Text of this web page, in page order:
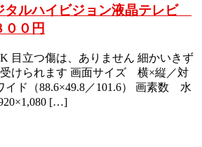
タルハイビジョン液晶テレビ
００円
目立つ傷は、ありません 細かいきず
けられます 画面サイズ 横×縦／対
イド（88.6×49.8／101.6） 画素数 水
[…]